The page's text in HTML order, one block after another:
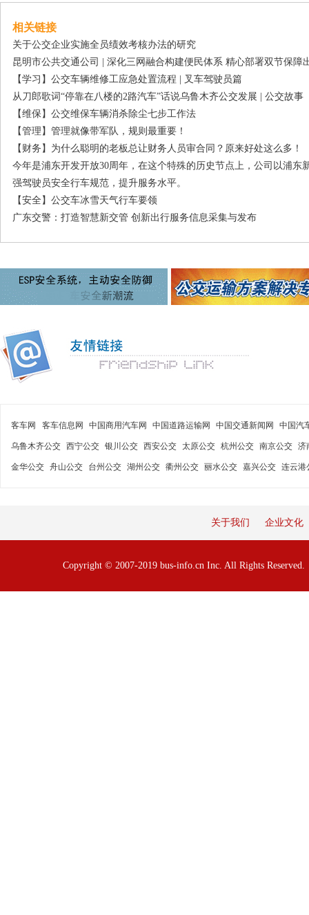
相关链接
关于公交企业实施全员绩效考核办法的研究
昆明市公共交通公司 | 深化三网融合构建便民体系 精心部署双节保障
【学习】公交车辆维修工应急处置流程 | 叉车驾驶员篇
从刀郎歌词“停靠在八楼的2路汽车”话说乌鲁木齐公交发展 | 公交故事
【维保】公交维保车辆消杀除尘七步工作法
【管理】管理就像带军队，规则最重要！
【财务】为什么聪明的老板总让财务人员审合同？原来好处这么多！
今年是浦东开发开放30周年，在这个特殊的历史节点上，公司以浦东
强驾驶员安全行车规范，提升服务水平。
【安全】公交车冰雪天气行车要领
广东交警：打造智慧新交管 创新出行服务信息采集与发布
客车网 客车信息网 中国商用汽车网 中国道路运输网 中国交通新闻网 中国汽
乌鲁木齐公交 西宁公交 银川公交 西安公交 太原公交 杭州公交 南京公交 济
金华公交 舟山公交 台州公交 湖州公交 衢州公交 丽水公交 嘉兴公交 连云港
关于我们 企业文化
Copyright © 2007-2019 bus-info.cn Inc. All Rights